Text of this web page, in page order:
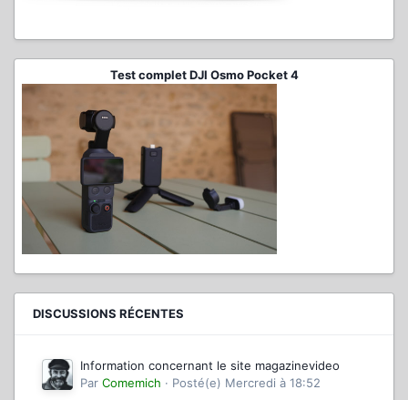
Test complet DJI Osmo Pocket 4
DISCUSSIONS RÉCENTES
Information concernant le site magazinevideo
Par Comemich · Posté(e) Mercredi à 18:52